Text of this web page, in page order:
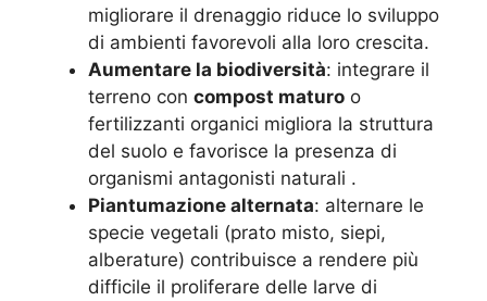
migliorare il drenaggio riduce lo sviluppo
di ambienti favorevoli alla loro crescita.
Aumentare la biodiversità: integrare il
terreno con compost maturo o
fertilizzanti organici migliora la struttura
del suolo e favorisce la presenza di
organismi antagonisti naturali .
Piantumazione alternata: alternare le
specie vegetali (prato misto, siepi,
alberature) contribuisce a rendere più
difficile il proliferare delle larve di